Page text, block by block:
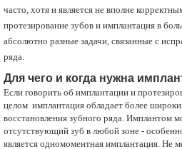
часто, хотя и является не вполне
протезирование зубов и имплантация в
абсолютно разные задачи, связанные с
ряда.
Для чего и когда нужна
Если говорить об имплантации и
целом имплантация обладает более
восстановления зубного ряда. Имплантом
отсутствующий зуб в любой зоне -
является одномоментная имплантация. Не